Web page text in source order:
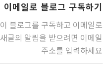
이메일로 블로그 구독하기
이 블로그를 구독하고 이메일로
새글의 알림을 받으려면 이메일
주소를 입력하세요